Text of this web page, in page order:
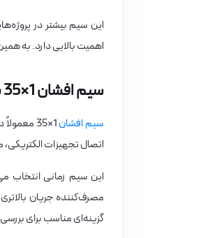
این سیم بیشتر در
اهمیت بالایی دارد. به همین دلیل، خرید سیم افشان 35 باید بر
سیم افشان 1×35 برای چه کاربردهایی مناسب است؟
سیم افشان
1×35
اتصال تجهیزات
گزینه‌ای مناسب برای